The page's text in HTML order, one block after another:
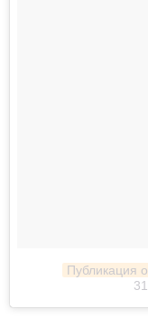
Публикация